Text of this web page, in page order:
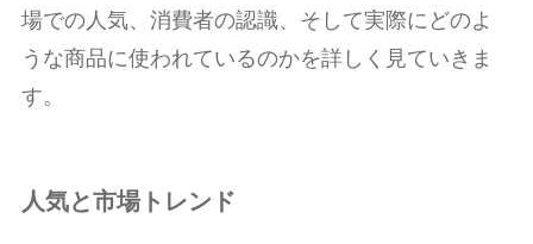
場での人気、消費者の認識、そして実際にどのよ
うな商品に使われているのかを詳しく見ていきま
す。
人気と市場トレンド